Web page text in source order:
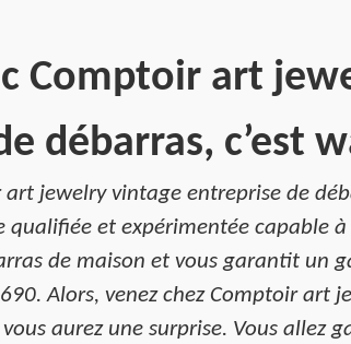
Comptoir art
débarras, c’est
jewelry vintage entreprise de
qualifiée et expérimentée capable
de maison et vous garantit un
Alors, venez chez Comptoir art
aurez une surprise. Vous allez